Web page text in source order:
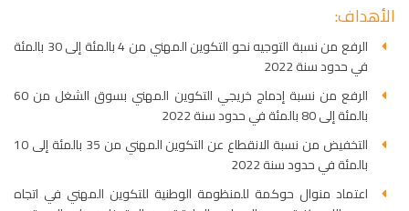
الأهداف:
الرفع من نسبة التوجيه نحو التكوين المهني من 4 بالمئة إلى 30 بالمئة
في حدود سنة 2022
الرفع من نسبة إدماج خريجي التكوين المهني بسوق الشغل من 60
بالمئة إلى 80 بالمئة في حدود سنة 2022
التخفيض من نسبة الانقطاع عن التكوين المهني من 35 بالمئة إلى 10
بالمئة في حدود سنة 2022
اعتماد منوال حوكمة للمنظومة الوطنية للتكوين المهني في اتجاه